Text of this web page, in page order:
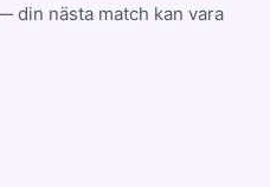
din nästa match kan vara